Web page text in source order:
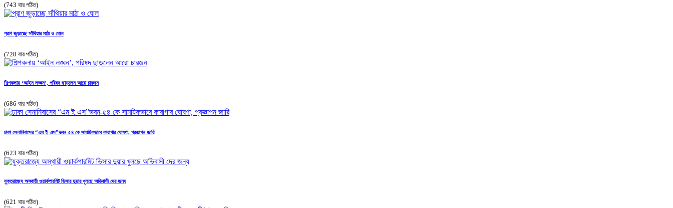
(743 বার পঠিত)
প্রাণ জুড়াচ্ছে সাঁথিয়ার মাঠা ও ঘোল
(728 বার পঠিত)
শিল্পকলায় ‘আইন লঙ্ঘন’, পরিষদ ছাড়লেন আরো চারজন
(686 বার পঠিত)
ঢাকা সেনানিবাসের “এম ই এস”ভবন-৫৪ কে সাময়িকভাবে ‌কারাগার ঘোষণা, প্রজ্ঞাপন জারি
(623 বার পঠিত)
যুক্তরাজ্যে অস্থায়ী ওয়ার্কপারমিট ভিসার দুয়ার খুলছে অভিবাসী দের জন্য
(621 বার পঠিত)